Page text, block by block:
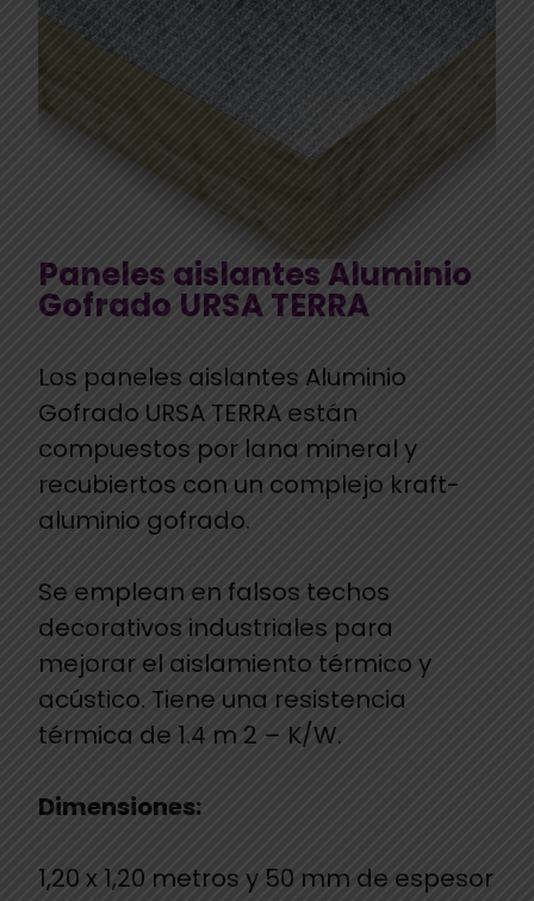
Paneles aislantes Aluminio
Gofrado URSA TERRA
Los paneles aislantes Aluminio
Gofrado URSA TERRA están
compuestos por lana mineral y
recubiertos con un complejo kraft-
aluminio gofrado.
Se emplean en falsos techos
decorativos industriales para
mejorar el aislamiento térmico y
acústico. Tiene una resistencia
térmica de 1.4 m 2 – K/W.
Dimensiones:
1,20 x 1,20 metros y 50 mm de espesor